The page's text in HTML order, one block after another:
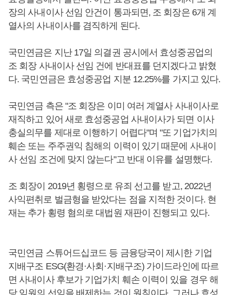
장의 사내이사 선임 안건이 통과되면, 조 회장은 6개 계
열사의 사내이사를 겸직하게 된다.
국민연금은 지난 17일 의결권 공시에서 효성중공업의
조 회장 사내이사 선임 건에 반대표를 던지겠다고 밝혔
다. 국민연금은 효성중공업 지분 12.25%를 가지고 있다.
국민연금 측은 "조 회장은 이미 여러 계열사 사내이사로
재직하고 있어 새로 효성중공업 사내이사가 되면 이사
충실의무를 제대로 이행하기 어렵다"며 "또 기업가치의
훼손 또는 주주권익 침해의 이력이 있기 때문에 사내이
사 선임 조건에 맞지 않는다"고 반대 이유를 설명했다.
조 회장이 2019년 횡령으로 유죄 선고를 받고, 2022년
사익편취로 벌금형을 받았다는 점을 지적한 것이다. 현
재는 추가 횡령 혐의로 대법원 재판이 진행되고 있다.
국민연금 스튜어드십코드 등 금융당국이 제시한 기업
지배구조 ESG(환경·사회·지배구조) 가이드라인에 따르
면 사내이사 후보가 기업가치 훼손 이력이 있을 경우 해
당 임원의 선임을 배제하는 것이 원칙이다. 그러나 효성